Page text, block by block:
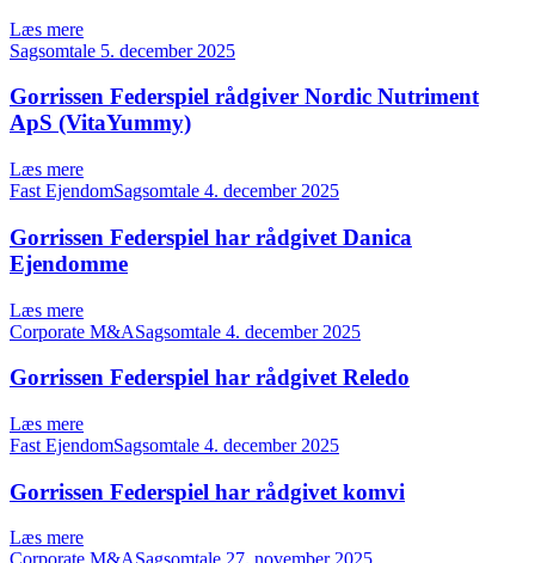
Læs mere
Sagsomtale 5. december 2025
Gorrissen Federspiel rådgiver Nordic Nutriment
ApS (VitaYummy)
Læs mere
Fast EjendomSagsomtale 4. december 2025
Gorrissen Federspiel har rådgivet Danica
Ejendomme
Læs mere
Corporate M&ASagsomtale 4. december 2025
Gorrissen Federspiel har rådgivet Reledo
Læs mere
Fast EjendomSagsomtale 4. december 2025
Gorrissen Federspiel har rådgivet komvi
Læs mere